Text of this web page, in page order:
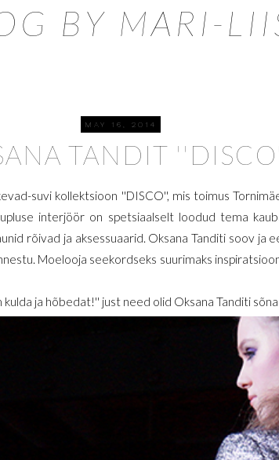
BY MARI-
MAY 16, 2014
TANDIT
suvi kollektsioon ''DISCO'', mis toimus
interjöör on spetsiaalselt loodud tema
rõivad ja aksessuaarid. Oksana Tanditi soov ja
Moelooja seekordseks suurimaks
kulda ja hõbedat!'' just need olid Oksana Tanditi